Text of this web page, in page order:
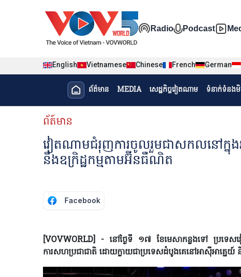
Đa phương
Radio Podcast
English Vietnamese Chinese French German
Menu trang chủ tiếng Khmer
ព័ត៌មាន​ MEDIA សេដ្ឋកិច្ចវៀតណាម ទំនាក់ទំនងមិ
menu phụ tiếng Khmer
ព័ត៍មាន
វៀតណាមជំរុញការចូលរួមជាសកលនៅក្នុងអ
នឹងឧក្រិដ្ឋកម្មតាមអ៊ីនធឺណិត
Facebook
[VOVWORLD] - នៅថ្ងៃទី ១៧ ខែមេសាកន្លងទៅ ប្រទេសវៀ
ការសហប្រជាជាតិ ដោយក្លាយជាប្រទេសដំបូងគេនៅអាស៊ីអាគ្ន